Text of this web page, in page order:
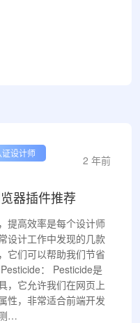
证设计师
2 年前
器插件推荐
提高效率是每个设计师
设计工作中发现的几款
它们可以帮助我们节省
： Pesticide是
，它允许我们在网页上
性，非常适合前端开发
…